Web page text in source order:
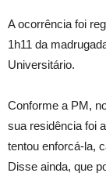
A ocorrência foi
1h11 da
Universitário.
Conforme a PM,
sua residência foi
tentou enforcá-la,
Disse ainda, que